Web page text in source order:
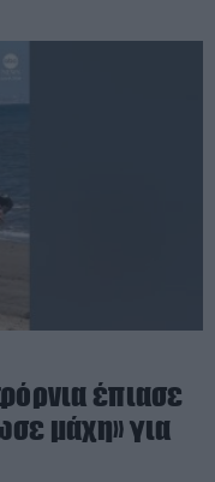
έπιασε
μάχη» για